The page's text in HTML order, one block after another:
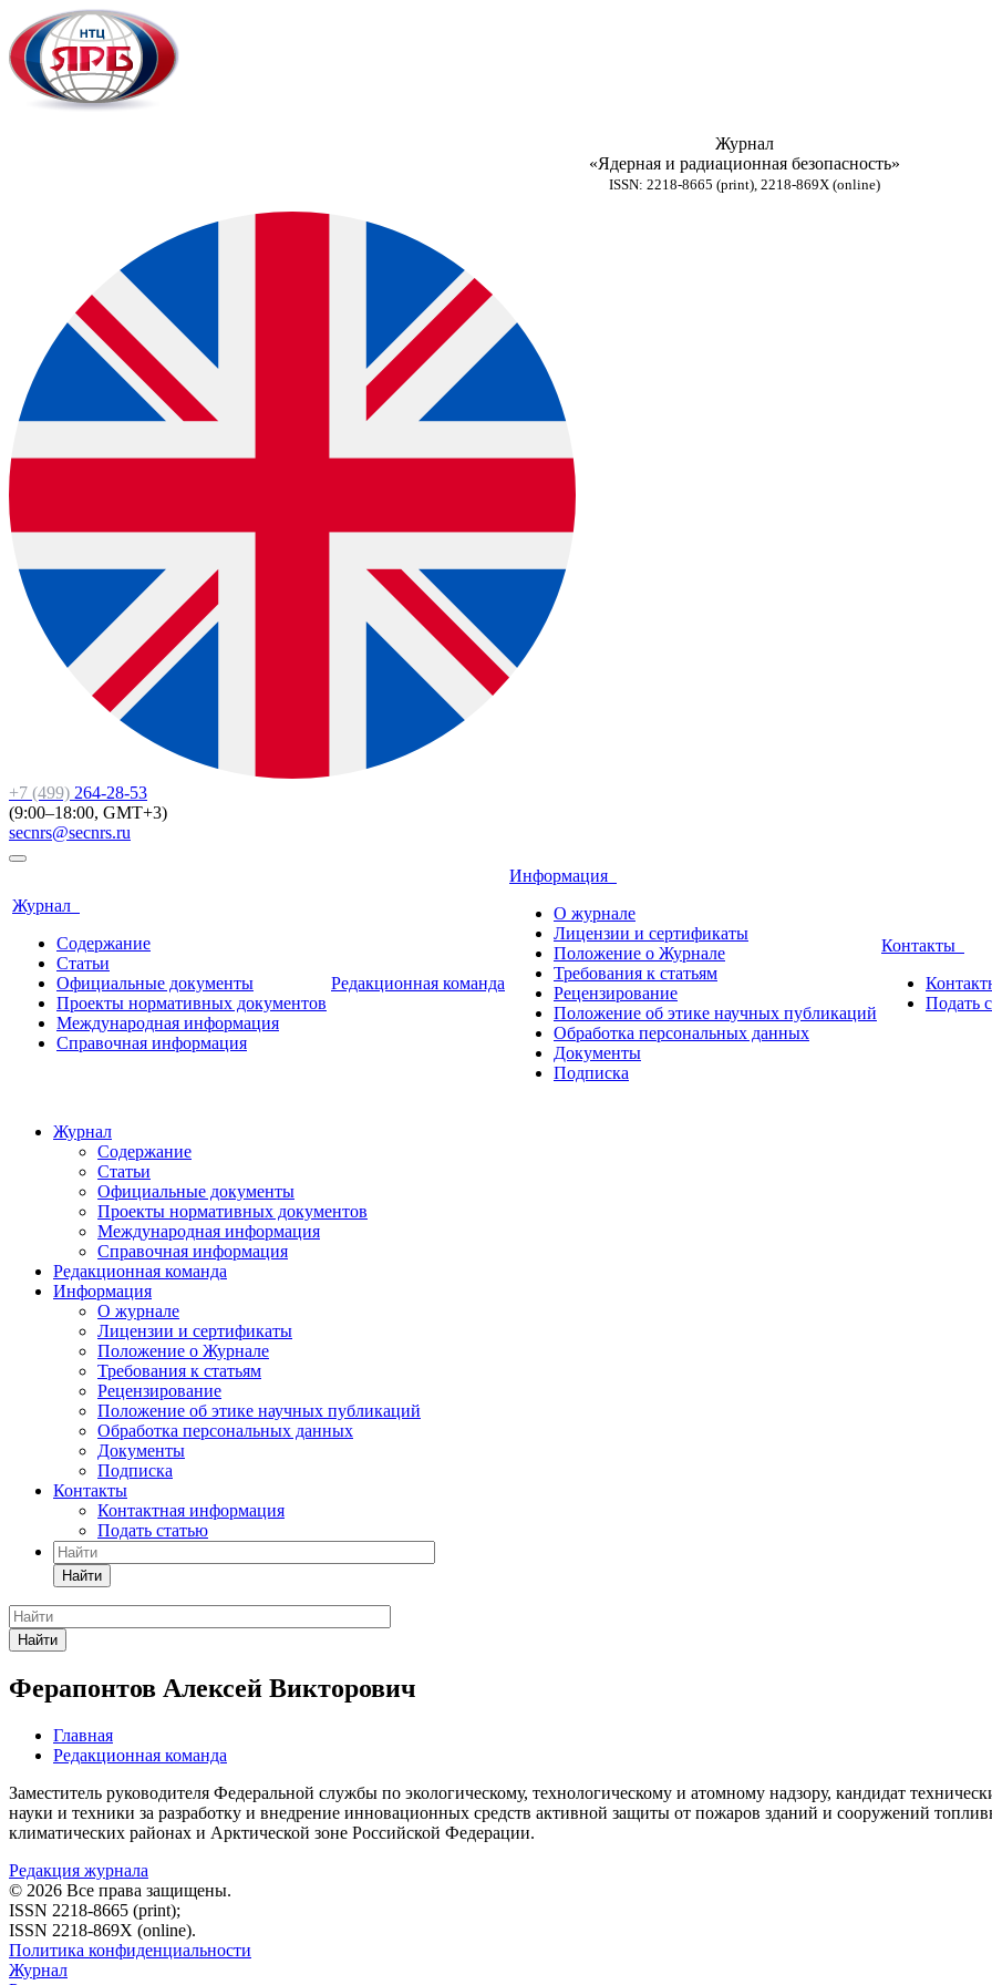
Журнал
«Ядерная и радиационная безопасность»
ISSN: 2218-8665 (print), 2218-869X (online)
+7 (499) 264-28-53
(9:00–18:00, GMT+3)
secnrs@secnrs.ru
Журнал
Содержание
Статьи
Официальные документы
Проекты нормативных документов
Международная информация
Справочная информация
Редакционная команда
Информация
О журнале
Лицензии и сертификаты
Положение о Журнале
Требования к статьям
Рецензирование
Положение об этике научных публикаций
Обработка персональных данных
Документы
Подписка
Контакты
Подать
Журнал
Содержание
Статьи
Официальные документы
Проекты нормативных документов
Международная информация
Справочная информация
Редакционная команда
Информация
О журнале
Лицензии и сертификаты
Положение о Журнале
Требования к статьям
Рецензирование
Положение об этике научных публикаций
Обработка персональных данных
Документы
Подписка
Контакты
Контактная информация
Подать статью
Найти
Найти
Ферапонтов Алексей Викторович
Главная
Редакционная команда
Заместитель руководителя Федеральной службы по экологическому, технологическому и атомному надзору, кандидат
науки и техники за разработку и внедрение инновационных средств активной защиты от пожаров зданий и сооружений
климатических районах и Арктической зоне Российской Федерации.
Редакция журнала
© 2026 Все права защищены.
ISSN 2218-8665 (print);
ISSN 2218-869X (online).
Политика конфиденциальности
Журнал